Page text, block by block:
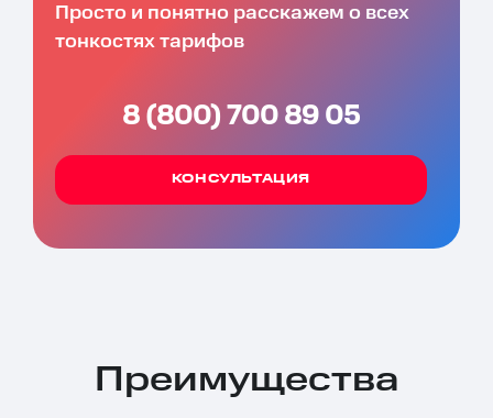
Просто и понятно расскажем о всех
тонкостях тарифов
8 (800) 700 89 05
КОНСУЛЬТАЦИЯ
Преимущества